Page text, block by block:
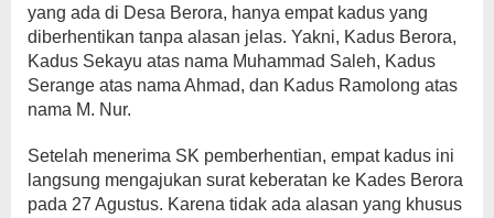
yang ada di Desa Berora, hanya empat kadus yang
diberhentikan tanpa alasan jelas. Yakni, Kadus Berora,
Kadus Sekayu atas nama Muhammad Saleh, Kadus
Serange atas nama Ahmad, dan Kadus Ramolong atas
nama M. Nur.
Setelah menerima SK pemberhentian, empat kadus ini
langsung mengajukan surat keberatan ke Kades Berora
pada 27 Agustus. Karena tidak ada alasan yang khusus